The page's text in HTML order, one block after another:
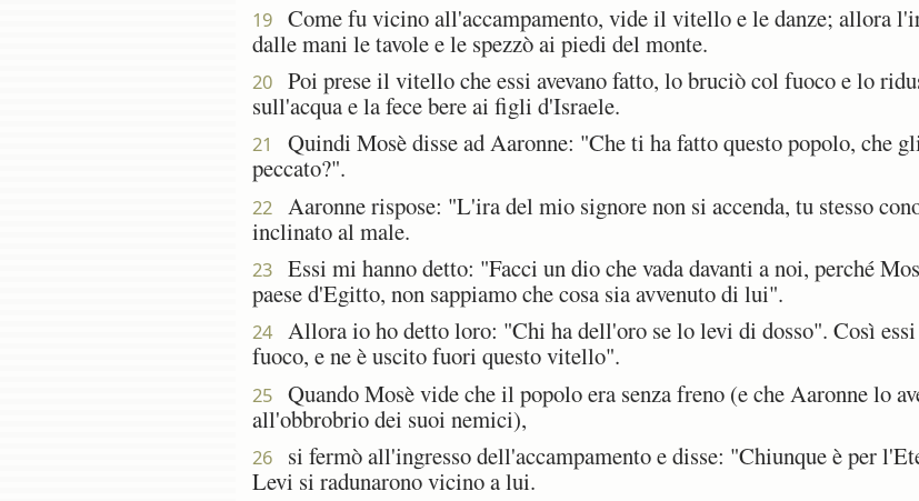
19
Come fu vicino all'accampamento, vide il vitello e le danze; allora
dalle mani le tavole e le spezzò ai piedi del monte.
20
Poi prese il vitello che essi avevano fatto, lo bruciò col fuoco e lo
sull'acqua e la fece bere ai figli d'Israele.
21
Quindi Mosè disse ad Aaronne: "Che ti ha fatto questo popolo, che
peccato?".
22
Aaronne rispose: "L'ira del mio signore non si accenda, tu stesso
inclinato al male.
23
Essi mi hanno detto: "Facci un dio che vada davanti a noi, perché
paese d'Egitto, non sappiamo che cosa sia avvenuto di lui".
24
Allora io ho detto loro: "Chi ha dell'oro se lo levi di dosso". Così
fuoco, e ne è uscito fuori questo vitello".
25
Quando Mosè vide che il popolo era senza freno (e che Aaronne lo
all'obbrobrio dei suoi nemici),
26
si fermò all'ingresso dell'accampamento e disse: "Chiunque è per
Levi si radunarono vicino a lui.